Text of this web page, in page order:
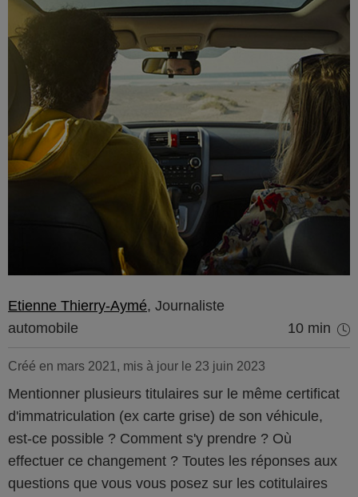
Etienne Thierry-Aymé, Journaliste
automobile
10 min
Créé en mars 2021, mis à jour le 23 juin 2023
Mentionner plusieurs titulaires sur le même certificat
d'immatriculation (ex carte grise) de son véhicule,
est-ce possible ? Comment s'y prendre ? Où
effectuer ce changement ? Toutes les réponses aux
questions que vous vous posez sur les cotitulaires